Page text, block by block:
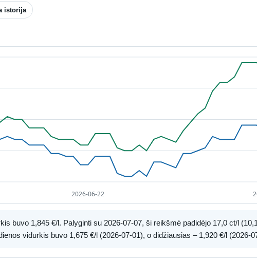
istorija
buvo 1,845 €/l. Palyginti su 2026-07-07, ši reikšmė padidėjo 17,0 ct/l
vidurkis buvo 1,675 €/l (2026-07-01), o didžiausias – 1,920 €/l (2026-